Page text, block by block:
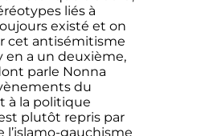
liés à
existé et on
cet antisémitisme
en a un deuxième,
parle Nonna
du
à la politique
plutôt repris par
l’islamo-gauchisme